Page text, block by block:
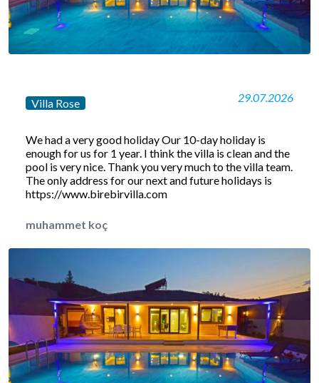
Villa Rose 29.07.2026
We had a very good holiday Our 10-day holiday is
enough for us for 1 year. I think the villa is clean and the
pool is very nice. Thank you very much to the villa team.
The only address for our next and future holidays is
https://www.birebirvilla.com
muhammet koç